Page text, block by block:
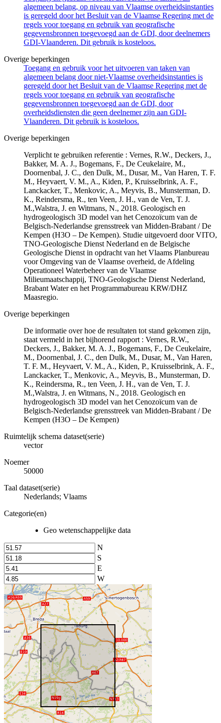
algemeen belang, op niveau van Vlaamse overheidsinstanties
is geregeld door het Besluit van de Vlaamse Regering met de
regels voor toegang en gebruik van geografische
gegevensbronnen toegevoegd aan de GDI, door deelnemers
GDI-Vlaanderen. Dit gebruik is kosteloos.
Overige beperkingen
Toegang en gebruik voor het uitvoeren van taken van
algemeen belang door niet-Vlaamse overheidsinstanties is
geregeld door het Besluit van de Vlaamse Regering met de
regels voor toegang en gebruik van geografische
gegevensbronnen toegevoegd aan de GDI, door
overheidsdiensten die geen deelnemer zijn aan GDI-
Vlaanderen. Dit gebruik is kosteloos.
Overige beperkingen
Verplicht te gebruiken referentie : Vernes, R.W., Deckers, J.,
Bakker, M. A. J., Bogemans, F., De Ceukelaire, M.,
Doornenbal, J. C., den Dulk, M., Dusar, M., Van Haren, T. F.
M., Heyvaert, V. M., A., Kiden, P., Kruisselbrink, A. F.,
Lanckacker, T., Menkovic, A., Meyvis, B., Munsterman, D.
K., Reindersma, R., ten Veen, J. H., van de Ven, T. J.
M.,Walstra, J. en Witmans, N., 2018. Geologisch en
hydrogeologisch 3D model van het Cenozoïcum van de
Belgisch-Nederlandse grensstreek van Midden-Brabant / De
Kempen (H3O – De Kempen). Studie uitgevoerd door VITO,
TNO-Geologische Dienst Nederland en de Belgische
Geologische Dienst in opdracht van het Vlaams Planbureau
voor Omgeving van de Vlaamse overheid, de Afdeling
Operationeel Waterbeheer van de Vlaamse
Milieumaatschappij, TNO-Geologische Dienst Nederland,
Brabant Water en het Programmabureau KRW/DHZ
Maasregio.
Overige beperkingen
De informatie over hoe de resultaten tot stand gekomen zijn,
staat vermeld in het bijhorend rapport : Vernes, R.W.,
Deckers, J., Bakker, M. A. J., Bogemans, F., De Ceukelaire,
M., Doornenbal, J. C., den Dulk, M., Dusar, M., Van Haren,
T. F. M., Heyvaert, V. M., A., Kiden, P., Kruisselbrink, A. F.,
Lanckacker, T., Menkovic, A., Meyvis, B., Munsterman, D.
K., Reindersma, R., ten Veen, J. H., van de Ven, T. J.
M.,Walstra, J. en Witmans, N., 2018. Geologisch en
hydrogeologisch 3D model van het Cenozoïcum van de
Belgisch-Nederlandse grensstreek van Midden-Brabant / De
Kempen (H3O – De Kempen)
Ruimtelijk schema dataset(serie)
vector
Noemer
50000
Taal dataset(serie)
Nederlands; Vlaams
Categorie(en)
Geo wetenschappelijke data
N
S
E
W